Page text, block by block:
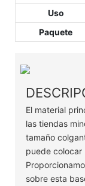
Uso
Paquete
El material
las tiendas
tamaño
puede
sobre esta